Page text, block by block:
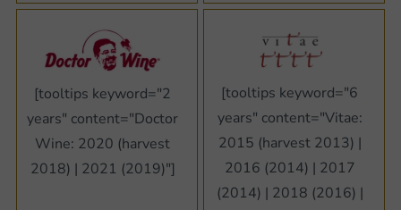
[tooltips keyword="2
years" content="Doctor
Wine: 2020 (harvest
2018) | 2021 (2019)"]
[tooltips keyword="6
years" content="Vitae:
2015 (harvest 2013) |
2016 (2014) | 2017
(2014) | 2018 (2016) |